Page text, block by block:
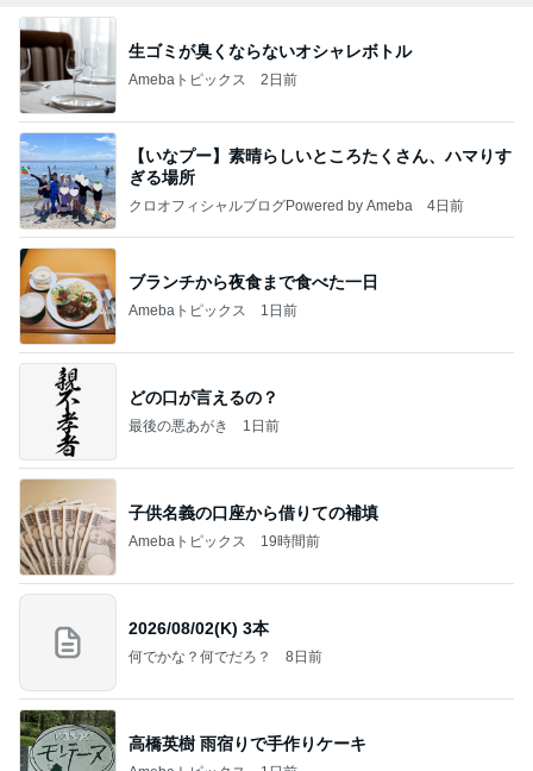
生ゴミが臭くならないオシャレボトル
Amebaトピックス 2日前
【いなプー】素晴らしいところたくさん、ハマりす
ぎる場所
クロオフィシャルブログPowered by Ameba 4日前
ブランチから夜食まで食べた一日
Amebaトピックス 1日前
どの口が言えるの？
最後の悪あがき 1日前
子供名義の口座から借りての補填
Amebaトピックス 19時間前
2026/08/02(K) 3本
何でかな？何でだろ？ 8日前
高橋英樹 雨宿りで手作りケーキ